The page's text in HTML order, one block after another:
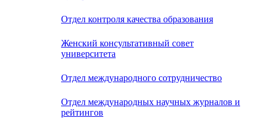
Отдел контроля качества образования
Женский консультативный совет
университета
Отдел международного сотрудничество
Отдел международных научных журналов и
рейтингов